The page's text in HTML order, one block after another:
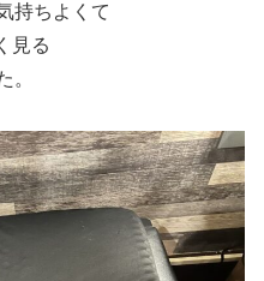
持ちよくて
見る
。